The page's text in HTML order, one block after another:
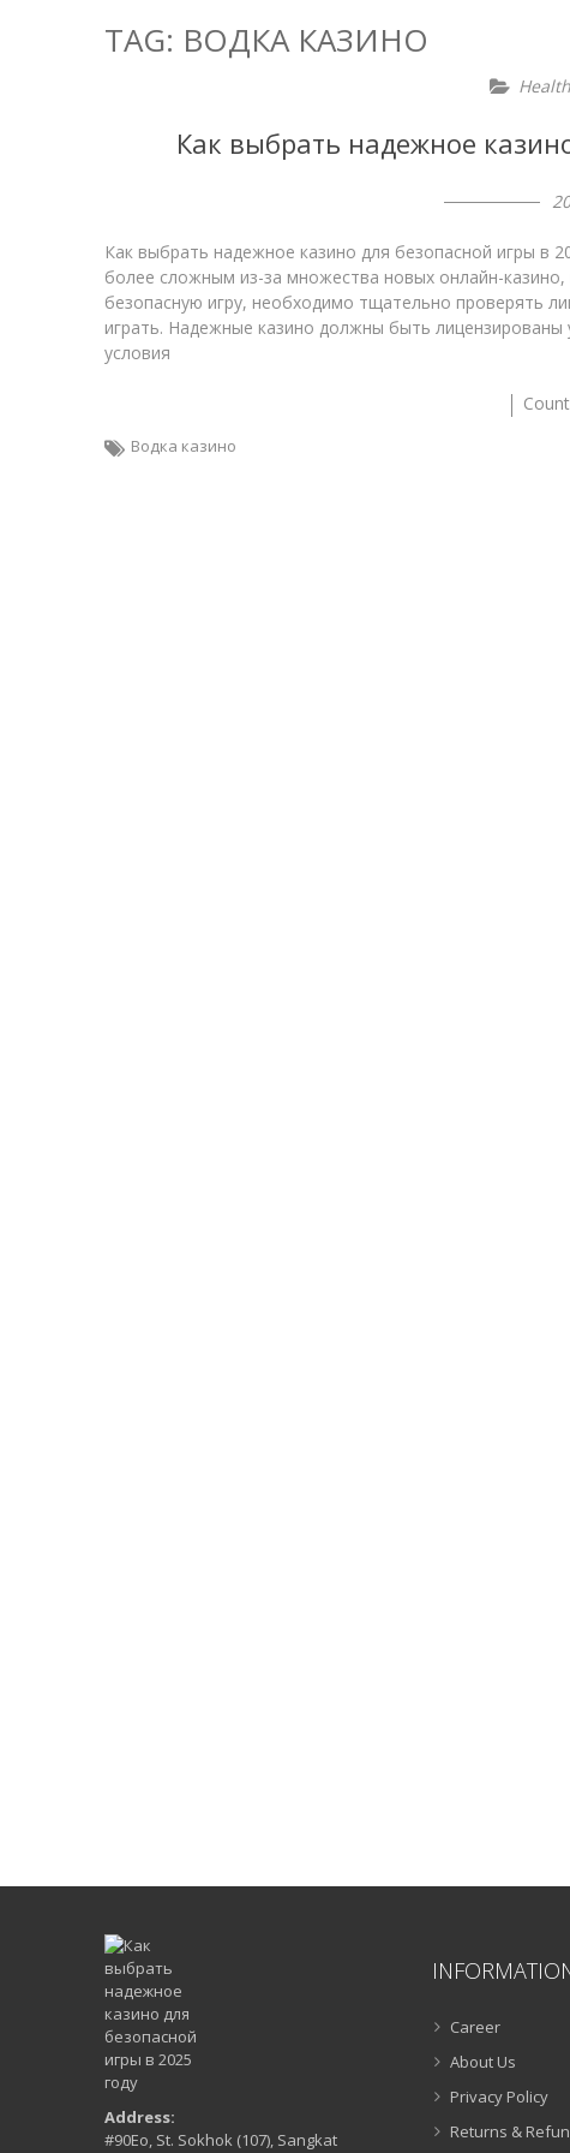
TAG: ВОДКА КАЗИНО
Как выбрать надежное
Как выбрать надежное казино для безопасной игры в
более сложным из-за множества новых онлайн-
безопасную игру, необходимо тщательно проверять
играть. Надежные казино должны быть лицензированы
условия
Водка казино
Address:
#90Eo, St. Sokhok (107), Sangkat
Career
About Us
Privacy Policy
Returns &